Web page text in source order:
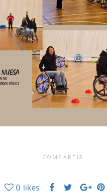
COMPARTIR
0 likes